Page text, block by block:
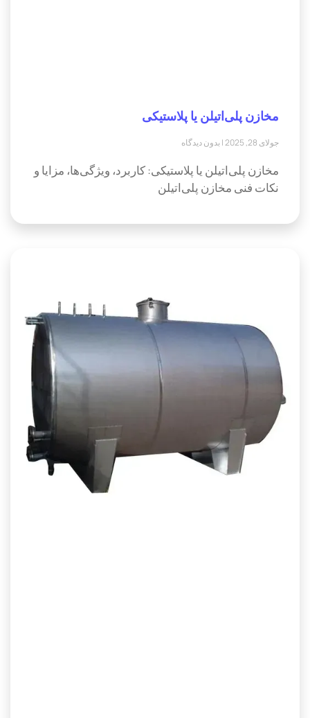
مخازن پلی‌اتیلن یا پلاستیکی
جولای 28, 2025 بدون دیدگاه
مخازن پلی‌اتیلن یا پلاستیکی: کاربرد، ویژگی‌ها، مزایا و
نکات فنی مخازن پلی‌اتیلن